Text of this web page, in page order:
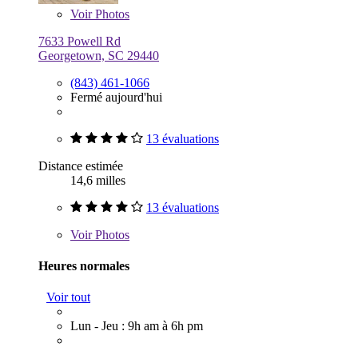
VoirPhotos
7633 Powell Rd
Georgetown, SC 29440
(843) 461-1066
Fermé aujourd'hui
13 évaluations
Distance estimée
14,6 milles
13 évaluations
VoirPhotos
Heures normales
Voir tout
Lun - Jeu : 9h am à 6h pm